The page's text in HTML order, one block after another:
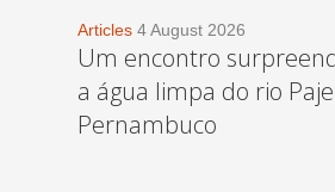
Articles 4 August 2026
Um encontro
a água limpa do rio
Pernambuco